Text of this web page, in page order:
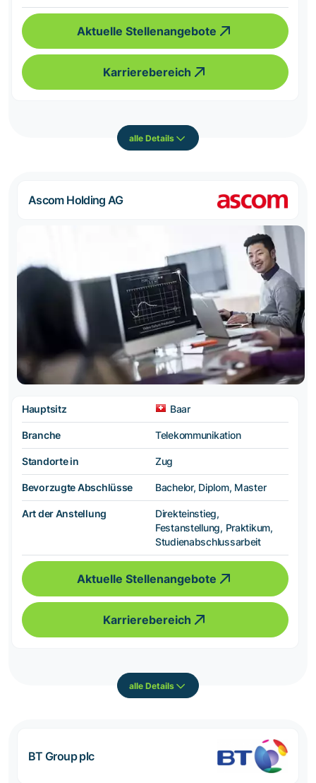
Aktuelle Stellenangebote
Karrierebereich
alle Details
Ascom Holding AG
Hauptsitz Baar
Branche Telekommunikation
Standorte in Zug
Bevorzugte Abschlüsse Bachelor, Diplom, Master
Art der Anstellung
Direkteinstieg,
Festanstellung, Praktikum,
Studienabschlussarbeit
Aktuelle Stellenangebote
Karrierebereich
alle Details
BT Group plc